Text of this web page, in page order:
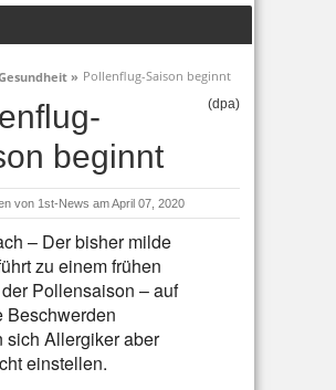
» Pollenflug-Saison beginnt
beginnt
(dpa)
von 1st-News am April 07, 2020
– Der bisher milde
zu einem frühen
Pollensaison – auf
Beschwerden
sich Allergiker aber
einstellen.